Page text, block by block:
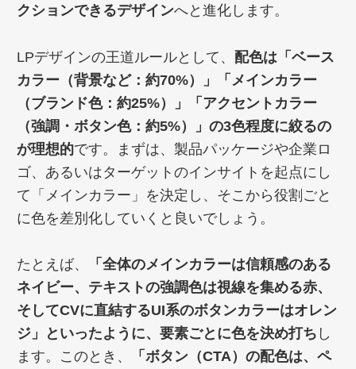
クションできるデザインへと進化します。
LPデザインの王道ルールとして、 配色は「ベース
カラー（背景など：約70%）」「メインカラー
（ブランド色：約25%）」「アクセントカラー
（強調・ボタン色：約5%）」の3色程度に絞るの
が理想的です。まずは、製品パッケージや企業ロ
ゴ、あるいはターゲットのインサイトを起点にし
て「メインカラー」を決定し、そこから役割ごと
に色を差別化していくと良いでしょう。
たとえば、
「全体のメインカラーは信頼感のある
ネイビー、テキストの強調色は視線を集める赤、
そしてCVに直結するUI系のボタンカラーはオレン
ジ」といったように、要素ごとに色を決め打ち し
ます。このとき、
「ボタン（CTA）の配色は、ペ